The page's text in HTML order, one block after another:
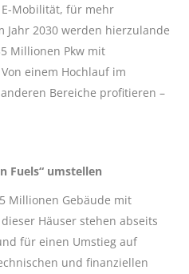
Mobilität, für mehr
Jahr 2030 werden hierzulande
Millionen Pkw mit
einem Hochlauf im
Bereiche profitieren –
Fuels“ umstellen
Millionen Gebäude mit
Häuser stehen abseits
für einen Umstieg auf
und finanziellen